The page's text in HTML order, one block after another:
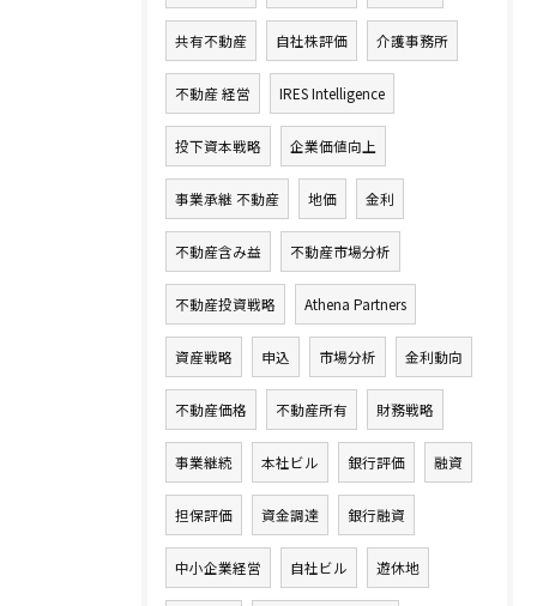
共有不動産 自社株評価 介護事務所
不動産 経営 IRES Intelligence
投下資本戦略 企業価値向上
事業承継 不動産 地価 金利
不動産含み益 不動産市場分析
不動産投資戦略 Athena Partners
資産戦略 申込 市場分析 金利動向
不動産価格 不動産所有 財務戦略
事業継続 本社ビル 銀行評価 融資
担保評価 資金調達 銀行融資
中小企業経営 自社ビル 遊休地